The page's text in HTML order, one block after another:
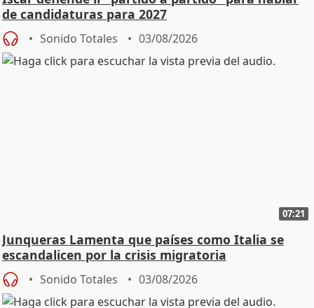
de candidaturas para 2027
Sonido Totales 03/08/2026
07:21
Junqueras Lamenta que países como Italia se
escandalicen por la crisis migratoria
Sonido Totales 03/08/2026